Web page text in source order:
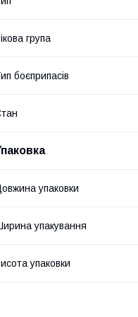
група
боєприпасів
упаковки
упакування
упаковки